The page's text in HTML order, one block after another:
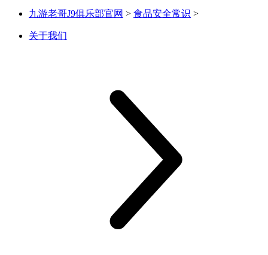
九游老哥J9俱乐部官网 > 食品安全常识 >
关于我们